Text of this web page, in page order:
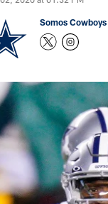
Somos Cowboys